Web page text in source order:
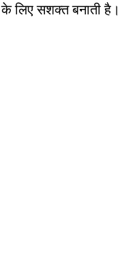
लिए सशक्त बनाती है।